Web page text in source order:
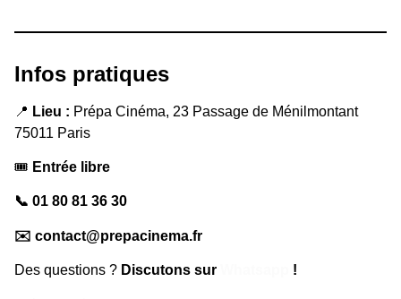
Infos pratiques
📍 Lieu : Prépa Cinéma, 23 Passage de Ménilmontant
75011 Paris
🎟 Entrée libre
📞 01 80 81 36 30
✉️ contact@prepacinema.fr
Des questions ? Discutons sur !